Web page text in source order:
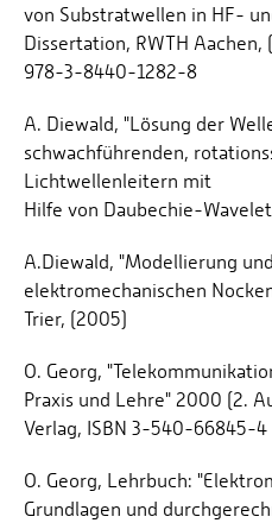
von Substratwellen in HF-
Dissertation, RWTH Aachen,
978-3-8440-1282-8
A. Diewald, "Lösung der
schwachführenden,
Lichtwellenleitern mit
Hilfe von Daubechie-
A.Diewald, "Modellierung
elektromechanischen
Trier, (2005)
O. Georg,
Praxis und Lehre" 2000 (2.
Verlag, ISBN 3-540-66845-4
O. Georg, Lehrbuch:
Grundlagen und